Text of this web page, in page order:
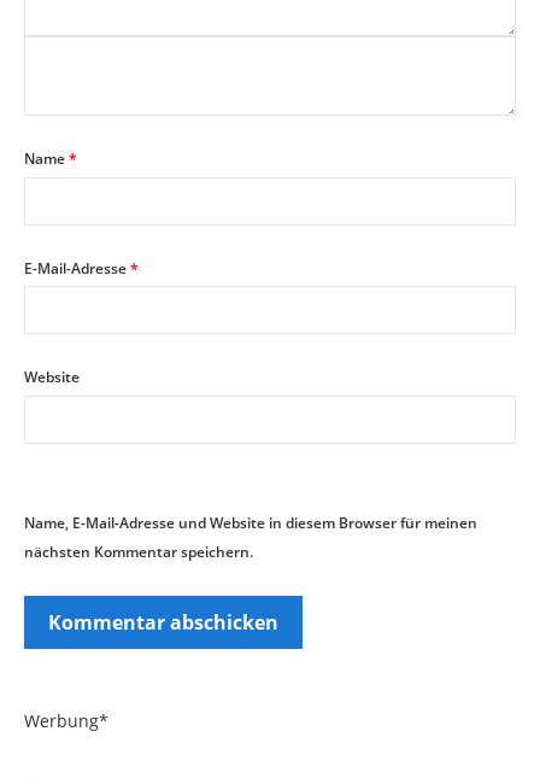
Name*
E-Mail-Adresse*
Website
Name, E-Mail-Adresse und Website in diesem Browser für meinen
nächsten Kommentar speichern.
Werbung*